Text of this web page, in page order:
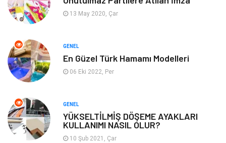
Organizasyon Mobilya
Tatil Finans & Ekonomi
Turizm
Aksesuar
Plastik
13 May 2020, Çar
GENEL
En Güzel Türk Hamamı Modelleri
06 Eki 2022, Per
GENEL
YÜKSELTİLMİŞ DÖŞEME AYAKLARI
KULLANIMI NASIL OLUR?
10 Şub 2021, Çar